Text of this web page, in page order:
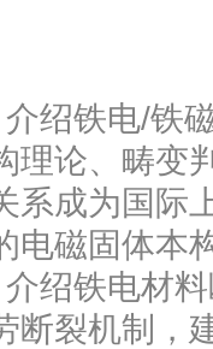
介绍铁电/铁
理论、畴变
系成为国际
电磁固体本
绍铁电材
断裂机制，